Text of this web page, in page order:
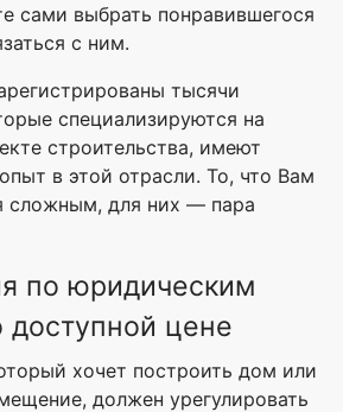
сами выбрать понравившегося
с ним.
тысячи
специализируются на
строительства, имеют
в этой отрасли. То, что Вам
сложным, для них — пара
по юридическим
доступной цене
хочет построить дом или
должен урегулировать